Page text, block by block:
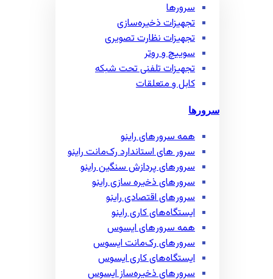
سرورها
تجهیزات ذخیره‌سازی
تجهیزات نظارت تصویری
سوییچ و روتر
تجهیزات تلفنی تحت شبکه
کابل و متعلقات
سرورها
همه سرور‌های راینو
سرور ‌های استاندارد رک‌مانت راینو
سرور‌های پردازش سنگین راینو
سرور‌های ذخیره سازی راینو
سرور‌های اقتصادی راینو
ایستگاه‌های کاری راینو
همه سرور‌های ایسوس
سرور‌های رک‌مانت ایسوس
ایستگاه‌های کاری ایسوس
سرور‌های ذخیره‌ساز ایسوس